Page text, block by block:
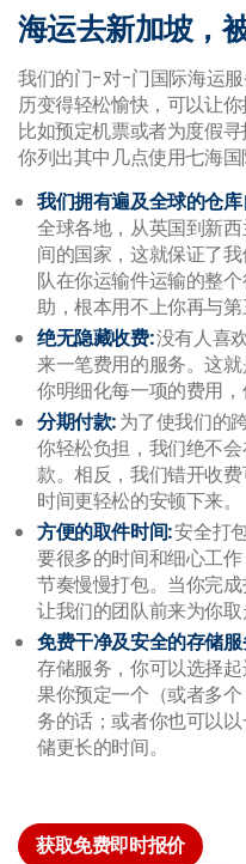
海运去新加坡，
我们的门-对-门国际海运
历变得轻松愉快，可以让
比如预定机票或者为度假
你列出其中几点使用七海
我们拥有遍及全球的仓
全球各地，从英国到新
间的国家，这就保证了
队在你运输件运输的整
助，根本用不上你再与第
绝无隐藏收费:没有人喜
来一笔费用的服务。这
你明细化每一项的费用，
分期付款:为了使我们的
你轻松负担，我们绝不
款。相反，我们错开收
时间更轻松的安顿下来。
方便的取件时间:安全打
要很多的时间和细心工
节奏慢慢打包。当你完
让我们的团队前来为你取
免费干净及安全的存储
存储服务，你可以选择
果你预定一个（或者多
务的话；或者你也可以
储更长的时间。
获取免费即时报价